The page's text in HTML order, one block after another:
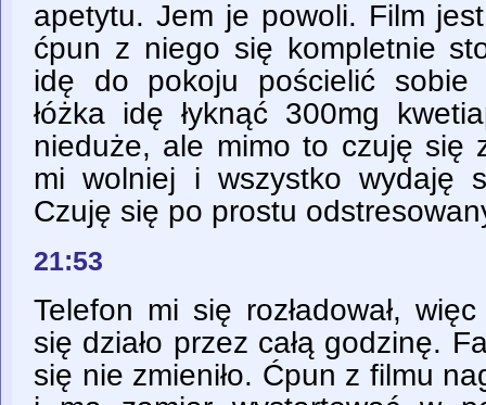
apetytu. Jem je powoli. Film
ćpun z niego się kompletnie
idę do pokoju pościelić sobie
łóżka idę łyknąć 300mg
nieduże, ale mimo to czuję się
mi wolniej i wszystko wydaję
Czuję się po prostu
21:53
Telefon mi się rozładował,
się działo przez całą godzinę.
się nie zmieniło. Ćpun z filmu